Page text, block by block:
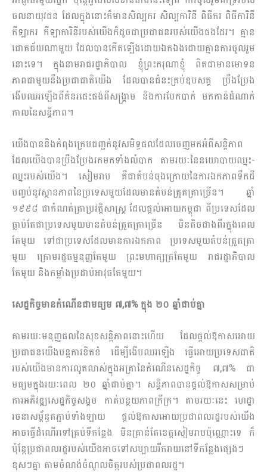
ចលនាយុវជន ដែលក្នុងនោះក៏មានសិល្បករ សិល្បការិនី ពិធីករ ពិធីការិនី
កីឡាករ កីឡាការិនី​របស់​យើងក៏ដូចជាប្រជាជនរបស់យើងផងដែរ។ គ្មាន
ជោគជ័យណាមួយ ដែលបានកើតឡើងដោយឯកឯង​ដោយ​គ្មានការចូលរួម
នោះទេ។ ក្នុងនាមរាជរដ្ឋាភិបាល ខ្ញុំព្រះករុណាខ្ញុំ ពិតជាមានមោទន
ភាពជាមួយនឹង​ប្រជា​ជាតិ​យើង ដែលបានជំនះគ្រប់ឧបសគ្គ ប្រឹងប្រែង
ងើបឈរឡើងពីគំនរផេះផង់ពីសង្រ្គាម និងការ​បែក​បាក់ មកកាន់ដំណាក់
កាលនៃសន្ដិភាព។
យើងបាននិងកំពុងក្រេបជញ្ជក់នូវសមិទ្ធផលដែលចេញមក​អំពី​សន្ដិ​ភាព
ដែលយើងបានប្រឹងប្រែង​រកមក​ទាំង​លំបាក តាមរយៈនៃនយោបាយឈ្នះ-
ឈ្នះរបស់យើង។ សៀមរាប គឺជាតំបន់ចុងក្រោយនៃការឯក​ភាព​ទឹក​ដី
បញ្ចប់នូវស្ថានភាពនៃប្រទេសមួយដែលមានតំបន់​ត្រួត​ត្រា​ច្រើន។ ឆ្នាំ
១៩៩៨ ជាកំណត់ត្រា​ប្រវត្តិ​សាស្រ្ត ដែលផ្ដល់អោយកម្ពុជា ពីប្រទេសដែល
ធ្លាប់តែជាប្រ​ទេស​មួយមាន​តំបន់ត្រួតត្រាច្រើន មិនតិចជាង​ពីរ​ក្នុងពេល
តែមួយ ទៅជាប្រទេសដែលមានការឯកភាព​ ប្រទេសមួយតំបន់ត្រួតត្រា
មួយ ក្រោមរដ្ឋធម្មនុញ្ញ​តែ​មួយ ព្រះមហាក្សត្រតែមួយ រាជរដ្ឋាភិបាល
តែមួយ និង​កម្លាំង​ប្រដាប់អាវុធតែមួយ។
សេដ្ឋកិច្ចមានកំណើនជាមធ្យម ៧,៧% ក្នុង ២០ ឆ្នាំជាប់គ្នា
តាមរយៈមនុញ្ញផលនៃសុខសន្ដិភាពនោះហើយ ដែលផ្ដល់ឱកាសអោយ
ប្រជាជនយើងបន្តការខិតខំ ដើម្បី​ងើប​ឈរ​ឡើង ធ្វើអោយប្រទេសជាតិ
របស់យើងមានការលូតលាស់ក្នុងអត្រានៃកំណើនសេដ្ឋកិច្ច ៧,៧% ជា​
មធ្យមក្នុងរយៈពេល ២០ ឆ្នាំជាប់គ្នា។ សន្ដិភាពបានផ្ដល់ឱកាសសម្រាប់
ការអភិវឌ្ឍសេដ្ឋកិច្ចសង្គម កាត់​បន្ថយភាពក្រីក្រ។ តាមរយៈនេះ ហេដ្ឋា
រចនាសម័្ពន្ធតភ្ជាប់ទាំងឡាយ ផ្ដល់ឱកាសអោយប្រជា​ពល​រដ្ឋ​របស់​យើង
អាចធ្វើដំណើរទៅគ្រប់ទីកន្លែង មិនគ្រាន់តែខេត្តសៀមរាបប៉ុណ្ណោះទេ ក៏
ប៉ុន្តែប្រជាពលរដ្ឋរបស់​យើង​អាច​ទៅ​សប្បាយរីករាយនៅទីកន្លែងផ្សេងៗ
ខុសៗគ្នា តាមចំណង់ចំណូលចិត្តរបស់ប្រជាពលរដ្ឋ។